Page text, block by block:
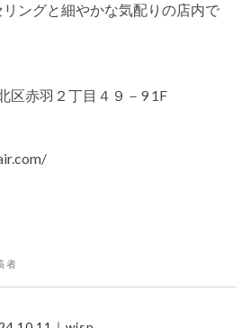
ングと細やかな気配りの店内で
区赤羽２丁目４９－9 1F
者